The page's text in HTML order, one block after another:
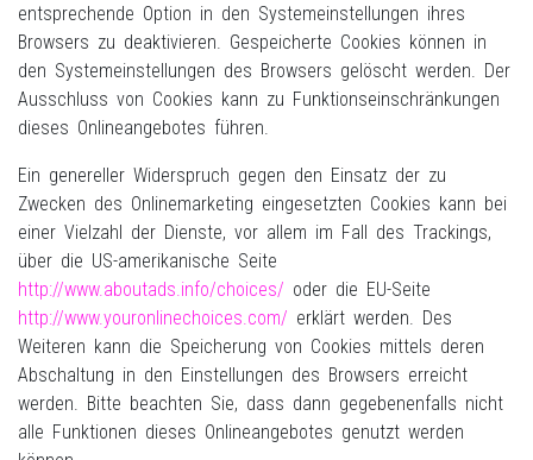
entsprechende Option in den Systemeinstellungen ihres
Browsers zu deaktivieren. Gespeicherte Cookies können in
den Systemeinstellungen des Browsers gelöscht werden. Der
Ausschluss von Cookies kann zu Funktionseinschränkungen
dieses Onlineangebotes führen.
Ein genereller Widerspruch gegen den Einsatz der zu
Zwecken des Onlinemarketing eingesetzten Cookies kann bei
einer Vielzahl der Dienste, vor allem im Fall des Trackings,
über die US-amerikanische Seite
http://www.aboutads.info/choices/ oder die EU-Seite
http://www.youronlinechoices.com/ erklärt werden. Des
Weiteren kann die Speicherung von Cookies mittels deren
Abschaltung in den Einstellungen des Browsers erreicht
werden. Bitte beachten Sie, dass dann gegebenenfalls nicht
alle Funktionen dieses Onlineangebotes genutzt werden